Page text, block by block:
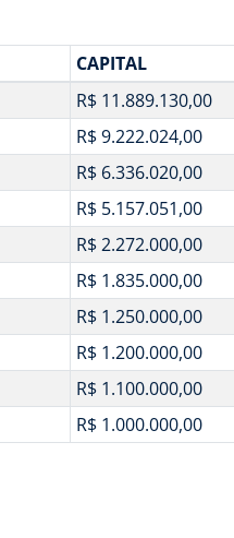
CAPITAL
R$ 11.889.130,00
R$ 9.222.024,00
R$ 6.336.020,00
R$ 5.157.051,00
R$ 2.272.000,00
R$ 1.835.000,00
R$ 1.250.000,00
R$ 1.200.000,00
R$ 1.100.000,00
R$ 1.000.000,00